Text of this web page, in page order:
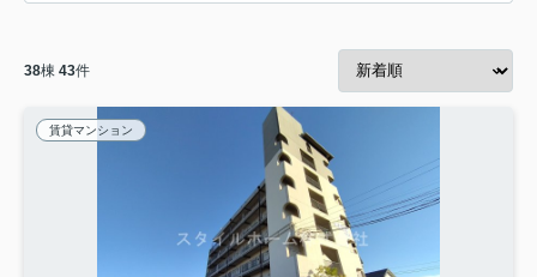
38棟 43件
賃貸マンション